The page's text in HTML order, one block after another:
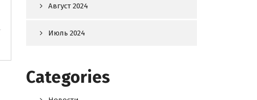
Август 2024
Июль 2024
Categories